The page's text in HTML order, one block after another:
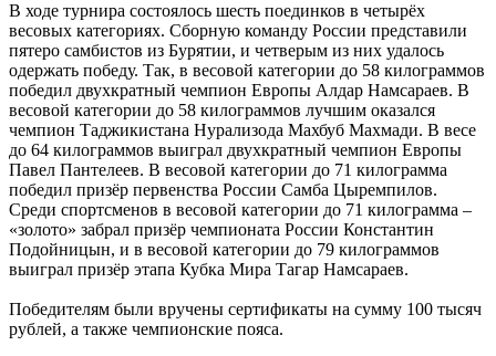
В ходе турнира состоялось шесть поединков в четырёх
весовых категориях. Сборную команду России представили
пятеро самбистов из Бурятии, и четверым из них удалось
одержать победу. Так, в весовой категории до 58 килограммов
победил двухкратный чемпион Европы Алдар Намсараев. В
весовой категории до 58 килограммов лучшим оказался
чемпион Таджикистана Нурализода Махбуб Махмади. В весе
до 64 килограммов выиграл двухкратный чемпион Европы
Павел Пантелеев. В весовой категории до 71 килограмма
победил призёр первенства России Самба Цыремпилов.
Среди спортсменов в весовой категории до 71 килограмма –
«золото» забрал призёр чемпионата России Константин
Подойницын, и в весовой категории до 79 килограммов
выиграл призёр этапа Кубка Мира Тагар Намсараев.
Победителям были вручены сертификаты на сумму 100 тысяч
рублей, а также чемпионские пояса.